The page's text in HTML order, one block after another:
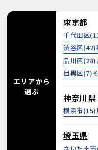
エリアから
選ぶ
東京都
千代田区(
渋谷区(42)
品川区(28)
目黒区(7)
神奈川県
横浜市(15)
埼玉県